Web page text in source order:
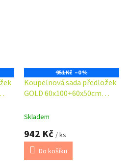
951 Kč –0 %
Koupelnová sada předložek
GOLD 60x100+60x50cm
Skladem
942 Kč / ks
Do košíku